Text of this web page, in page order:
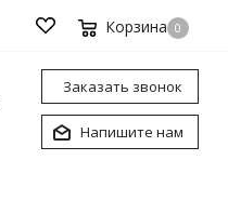
Корзина 0
Заказать звонок
Напишите нам